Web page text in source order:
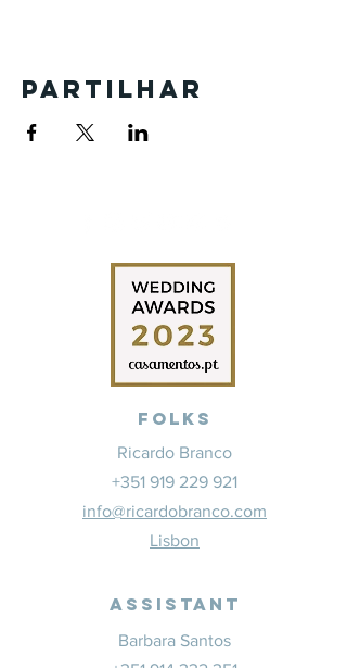
Partilhar
Folks
Ricardo Branco
+351 919 229 921
info@ricardobranco.com
Lisbon
Assistant
Barbara Santos